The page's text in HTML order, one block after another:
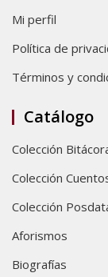
Mi perfil
Política de
Términos y
Catálogo
Colección
Colección
Colección
Aforismos
Biografías